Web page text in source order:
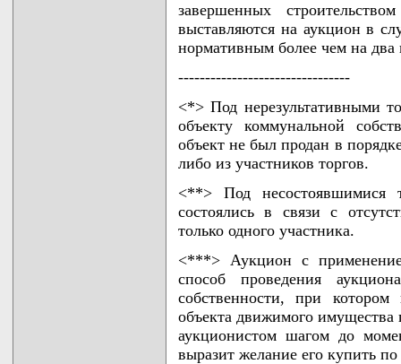
завершенных
выставляются на аукцион в
нормативным более чем на два
--------------------------------
<*> Под нерезультативными
объекту коммунальной
объект не был продан в
либо из участников торгов.
<**> Под несостоявшимися
состоялись в связи с
только одного участника.
<***> Аукцион с
способ проведения
собственности, при
объекта движимого имущества
аукционистом шагом до
выразит желание его купить